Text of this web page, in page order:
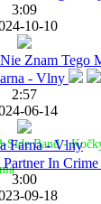
Side Band -
3:09
10-10
Znam Tego
2:57
06-14
Farna - Vlny
3:00
09-18